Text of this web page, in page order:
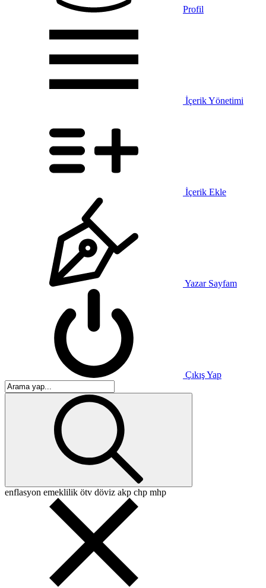
Profil
İçerik Yönetimi
İçerik Ekle
Yazar Sayfam
Çıkış Yap
enflasyon emeklilik ötv döviz akp chp mhp